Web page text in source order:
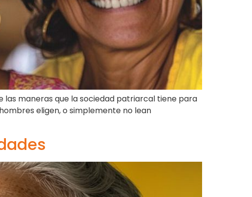
las maneras que la sociedad patriarcal tiene para
eligen, o simplemente no lean